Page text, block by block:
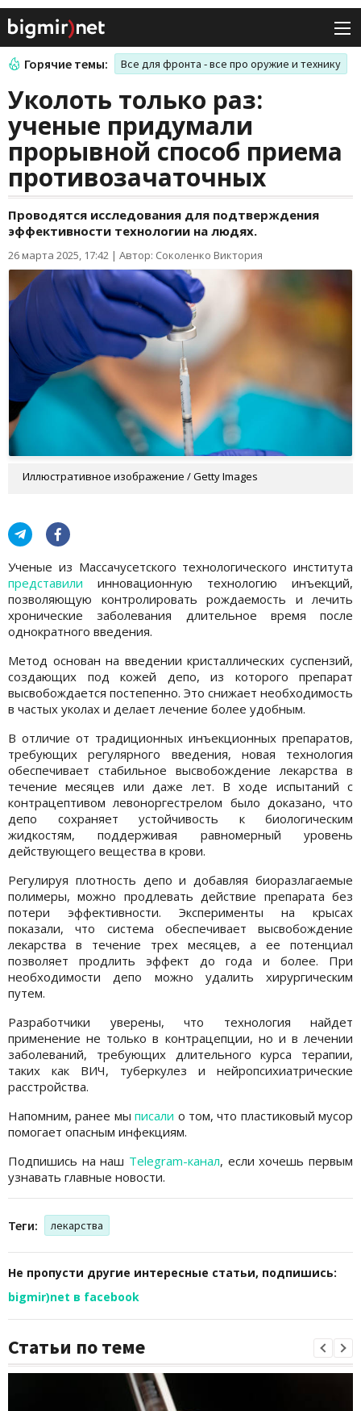
Горячие темы: Все для фронта - все про оружие и технику
Уколоть только раз:
ученые придумали
прорывной способ приема
противозачаточных
Проводятся исследования для подтверждения
эффективности технологии на людях.
26 марта 2025, 17:42 | Автор: Соколенко Виктория
Иллюстративное изображение / Getty Images
Ученые из Массачусетского технологического института
представили инновационную технологию инъекций,
позволяющую контролировать рождаемость и лечить
хронические заболевания длительное время после
однократного введения.
Метод основан на введении кристаллических суспензий,
создающих под кожей депо, из которого препарат
высвобождается постепенно. Это снижает необходимость
в частых уколах и делает лечение более удобным.
В отличие от традиционных инъекционных препаратов,
требующих регулярного введения, новая технология
обеспечивает стабильное высвобождение лекарства в
течение месяцев или даже лет. В ходе испытаний с
контрацептивом левоноргестрелом было доказано, что
депо сохраняет устойчивость к биологическим
жидкостям, поддерживая равномерный уровень
действующего вещества в крови.
Регулируя плотность депо и добавляя биоразлагаемые
полимеры, можно продлевать действие препарата без
потери эффективности. Эксперименты на крысах
показали, что система обеспечивает высвобождение
лекарства в течение трех месяцев, а ее потенциал
позволяет продлить эффект до года и более. При
необходимости депо можно удалить хирургическим
путем.
Разработчики уверены, что технология найдет
применение не только в контрацепции, но и в лечении
заболеваний, требующих длительного курса терапии,
таких как ВИЧ, туберкулез и нейропсихиатрические
расстройства.
Напомним, ранее мыписали о том, что пластиковый мусор
помогает опасным инфекциям.
Подпишись на наш Telegram-канал, если хочешь первым
узнавать главные новости.
Теги: лекарства
Не пропусти другие интересные статьи, подпишись:
bigmir)net в facebook
Статьи по теме